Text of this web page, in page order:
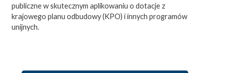
publiczne w skutecznym aplikowaniu o dotacje z
krajowego planu odbudowy (KPO) i innych programów
unijnych.